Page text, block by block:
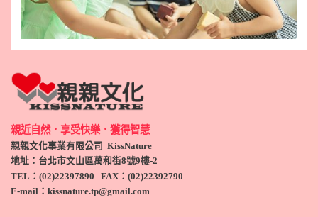
親近自然．享受快樂．獲得智慧
親親文化事業有限公司 KissNature
地址：台北市文山區萬和街8號9樓-2
TEL ：(02)22397890 FAX：(02)22392790
E-mail：kissnature.tp@gmail.com